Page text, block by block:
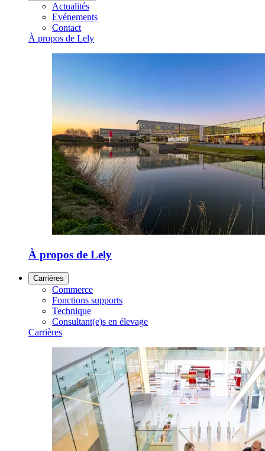
Actualités
Evénements
Contact
À propos de Lely
À propos de Lely
Carrières
Commerce
Fonctions supports
Technique
Consultant(e)s en élevage
Carrières